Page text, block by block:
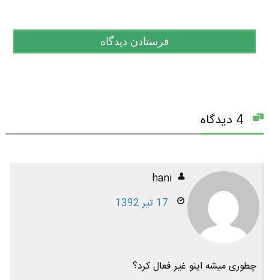
hani
17 تیر 1392
چطوری میشه اینو غیر فعال کرد؟